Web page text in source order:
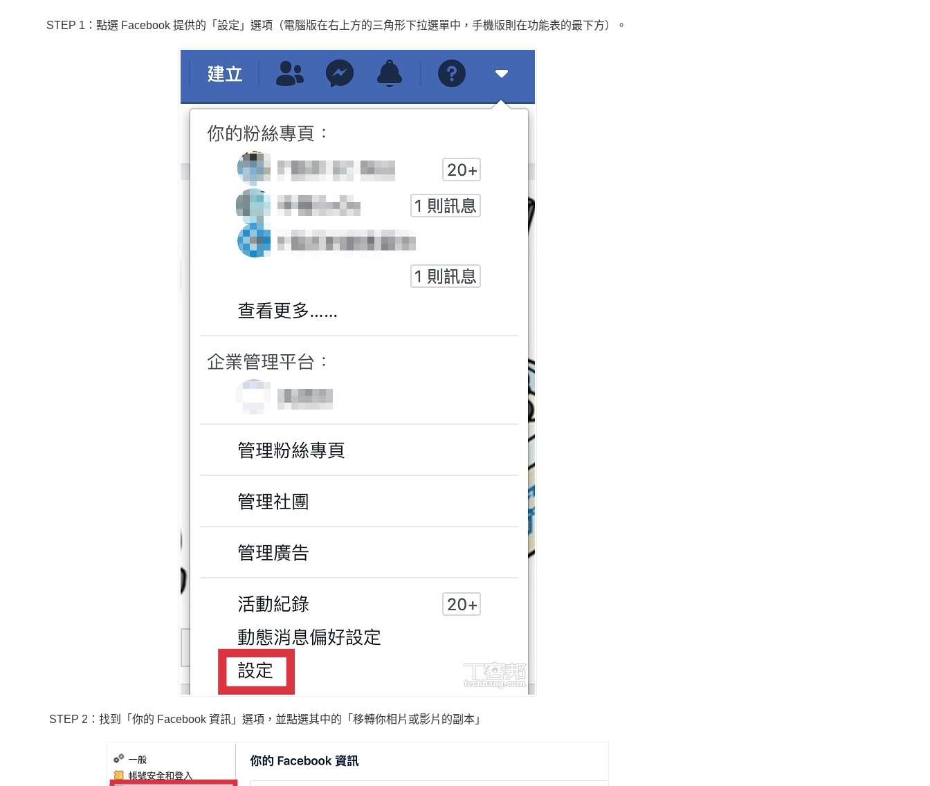
STEP 1：點選 Facebook 提供的「設定」選項（電腦版在右上方的三角形下拉選單中，手機版則在功能表的最下方）。
STEP 2：找到「你的 Facebook 資訊」選項，並點選其中的「移轉你相片或影片的副本」